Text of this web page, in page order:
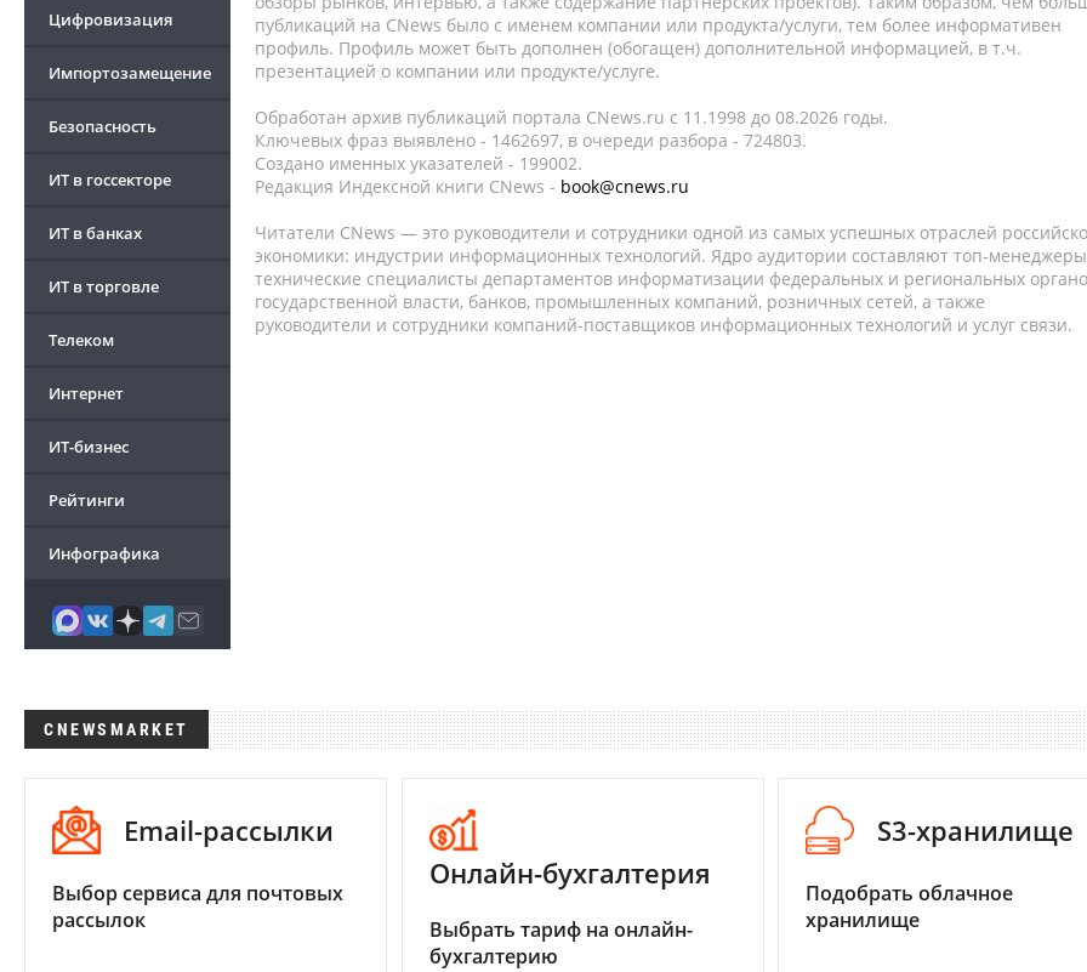
Цифровизация
Импортозамещение
Безопасность
ИТ в госсекторе
ИТ в банках
ИТ в торговле
Телеком
Интернет
ИТ-бизнес
Рейтинги
Инфографика
публикаций на CNews было с именем компании или продукта/услуги, тем более информативен
профиль. Профиль может быть дополнен (обогащен) дополнительной информацией, в т.ч.
презентацией о компании или продукте/услуге.
Обработан архив публикаций портала CNews.ru c 11.1998 до 08.2026 годы.
Ключевых фраз выявлено - 1462697, в очереди разбора - 724803.
Создано именных указателей - 199002.
Редакция Индексной книги CNews - book@cnews.ru
Читатели CNews — это руководители и сотрудники одной из самых успешных отраслей
экономики: индустрии информационных технологий. Ядро аудитории составляют топ-
технические специалисты департаментов информатизации федеральных и региональных
государственной власти, банков, промышленных компаний, розничных сетей, а также
руководители и сотрудники компаний-поставщиков информационных технологий и услуг связи.
CNEWSMARKET
Email-рассылки
Выбор сервиса для почтовых
рассылок
Онлайн-бухгалтерия
Выбрать тариф на онлайн-
бухгалтерию
S3-хранилище
Подобрать облачное
хранилище